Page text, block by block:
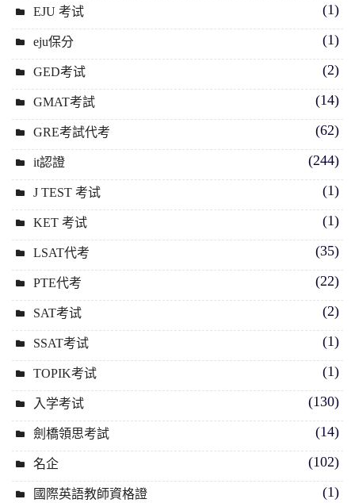
EJU 考试 (1)
eju保分 (1)
GED考试 (2)
GMAT考試 (14)
GRE考試代考 (62)
it認證 (244)
J TEST 考试 (1)
KET 考试 (1)
LSAT代考 (35)
PTE代考 (22)
SAT考试 (2)
SSAT考试 (1)
TOPIK考试 (1)
入学考试 (130)
劍橋領思考試 (14)
名企 (102)
國際英語教師資格證 (1)